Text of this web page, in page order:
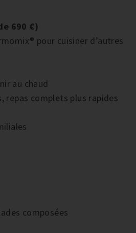
690 €)
pour cuisiner d’autres
au chaud
repas complets plus rapides
composées